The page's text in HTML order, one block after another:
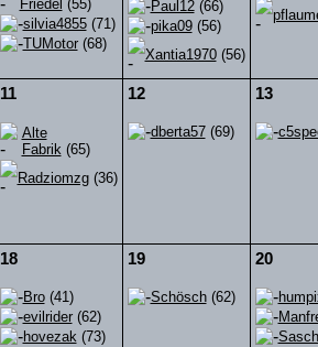
Friedel (55)
silvia4855(71)
TUMotor(68)
Paul12(66)
pika09(56)
Xantia1970(56)
11
Alte
Fabrik(65)
Radziomzg(36)
12
dberta57(69)
13
18
Bro(41)
evilrider(62)
hovezak(73)
19
Schösch(62)
20